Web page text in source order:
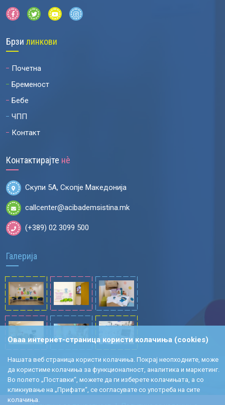
Брзи линкови
Почетна
Бременост
Бебе
ЧПП
Контакт
Контактирајте нѐ
Скупи 5А, Скопје Македонија
callcenter@acibademsistina.mk
(+389) 02 3099 500
Галерија
Оваа интернет-страница користи колачиња (cookies)
Нашата веб страница користи колачиња. Покрај неопходните, може
да користиме колачиња за функционалност, аналитика и маркетинг.
Во полето „Поставки“, можете да ги изберете колачињата, а со
кликнување на „Прифати“, се согласувате со употреба на сите
колачиња.